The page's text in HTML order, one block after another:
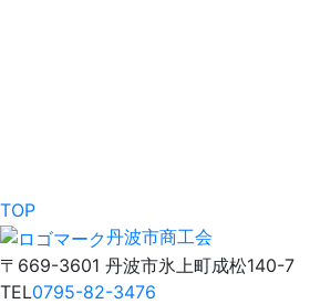
TOP
丹波市商工会
〒669-3601 丹波市氷上町成松140-7
TEL0795-82-3476